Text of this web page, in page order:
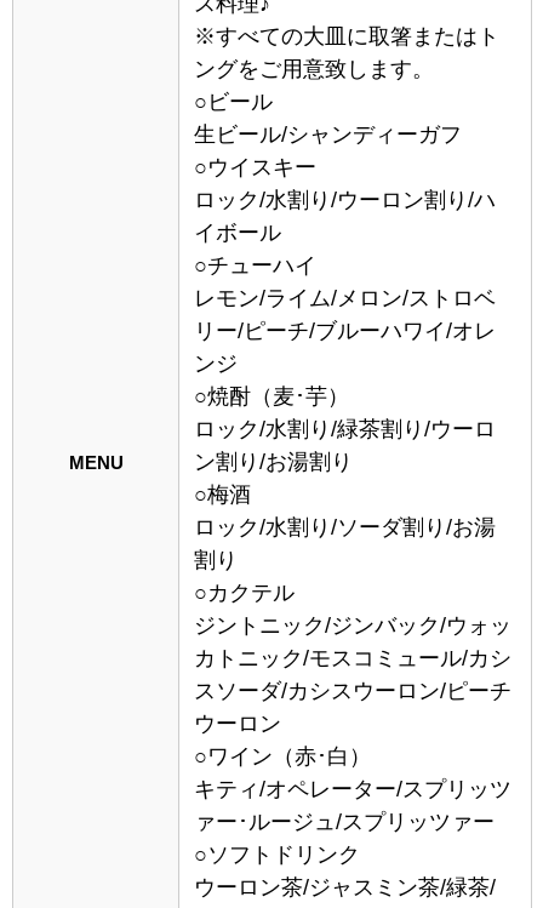
MENU
※すべての大皿に取箸またはト
ングをご用意致します。
○ビール
生ビール/シャンディーガフ
○ウイスキー
ロック/水割り/ウーロン割り/ハ
イボール
○チューハイ
レモン/ライム/メロン/ストロベ
リー/ピーチ/ブルーハワイ/オレ
ンジ
○焼酎（麦･芋）
ロック/水割り/緑茶割り/ウーロ
ン割り/お湯割り
○梅酒
ロック/水割り/ソーダ割り/お湯
割り
○カクテル
ジントニック/ジンバック/ウォッ
カトニック/モスコミュール/カシ
スソーダ/カシスウーロン/ピーチ
ウーロン
○ワイン（赤･白）
キティ/オペレーター/スプリッツ
ァー･ルージュ/スプリッツァー
○ソフトドリンク
ウーロン茶/ジャスミン茶/緑茶/